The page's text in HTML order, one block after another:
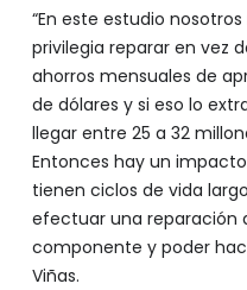
“En este estudio
privilegia reparar en vez
ahorros mensuales de
de dólares y si eso lo
llegar entre 25 a 32
Entonces hay un
tienen ciclos de vida
efectuar una reparación
componente y poder
Viñas.